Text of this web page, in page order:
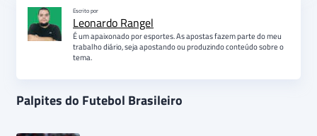
Escrito por
Leonardo Rangel
É um apaixonado por esportes. As apostas fazem parte do meu
trabalho diário, seja apostando ou produzindo conteúdo sobre o
tema.
Palpites do Futebol Brasileiro